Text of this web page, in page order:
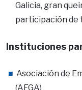
Galicia, gran
participación de
Instituciones
Asociación de
(AEGA)